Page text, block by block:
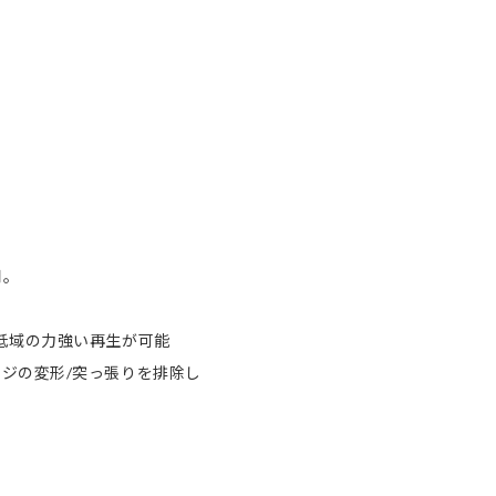
域の力強い再生が可能
の変形/突っ張りを排除し